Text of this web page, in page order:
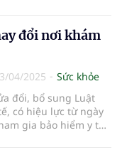
đổi nơi khám
04/2025
Sức khỏe
đổi, bổ sung Luật
có hiệu lực từ ngày
gia bảo hiểm y tế